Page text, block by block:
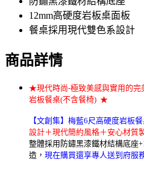
12mm高硬度岩板桌面板
餐桌採用現代雙色系設計
商品詳情
★現代時尚-極致美感與實用的完
岩板餐桌(不含餐椅) ★
【文創集】 梅藍6尺高硬度岩板
設計＋現代簡約風格＋安心材質
整體採用防鏽黑漆鐵材結構底座
造， 現在購買還享專人送到府服